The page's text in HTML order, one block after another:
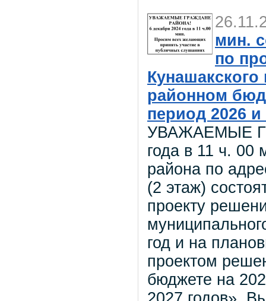
мин.
по
районном
период 2026 и
УВАЖАЕМЫЕ
года в 11 ч. 00
района по
(2 этаж)
проекту
год и на
проектом
бюджете на